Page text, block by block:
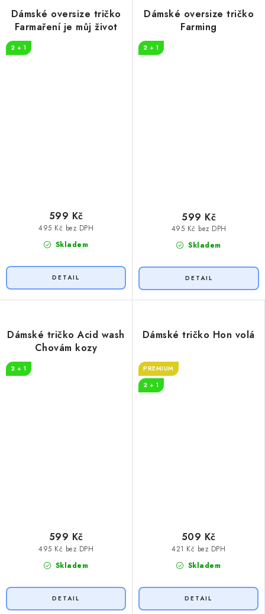
Dámské oversize tričko
Farmaření je můj život
2 + 1
Skladem
495 Kč bez DPH
599 Kč
Dámské oversize tričko
Farming
2 + 1
Skladem
495 Kč bez DPH
599 Kč
Dámské tričko Acid wash
Chovám kozy
2 + 1
Skladem
495 Kč bez DPH
599 Kč
Dámské tričko Hon volá
PREMIUM
2 + 1
Skladem
421 Kč bez DPH
509 Kč